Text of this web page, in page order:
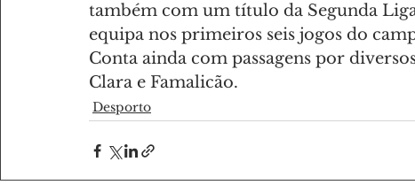
também com um título da Segunda
equipa nos primeiros seis jogos do
Conta ainda com passagens por
Clara e Famalicão.
Desporto